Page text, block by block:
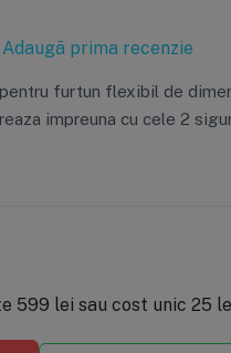
Adaugă prima recenzie
furtun flexibil de
impreuna cu cele 2
599 lei sau cost unic 25